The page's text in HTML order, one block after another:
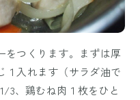
をつくります。まずは厚
１入れます（サラダ油で
3、鶏むね肉１枚をひと